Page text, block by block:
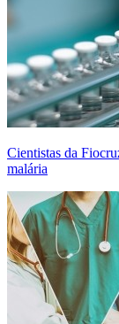
Cientistas da
malária